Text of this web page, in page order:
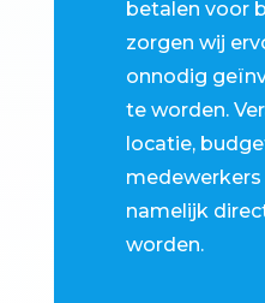
betalen voor
zorgen wij
onnodig
te worden.
locatie,
medewerkers
namelijk
worden.